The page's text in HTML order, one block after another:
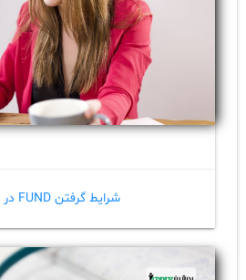
شرایط گرفتن FUND در اسپانیا